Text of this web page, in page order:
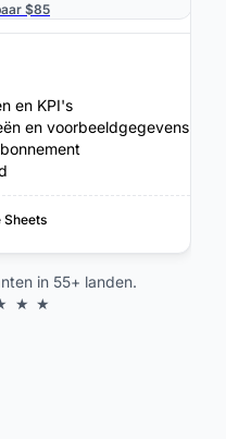
$85
en KPI's
en voorbeeldgegevens
Sheets
in 55+ landen.
★ ★